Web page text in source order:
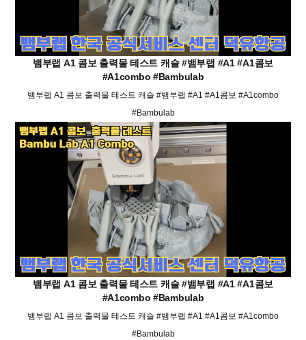
뱀부랩 A1 콤보 출력물 테스트 캐슬 #뱀부랩 #A1 #A1콤보
#A1combo #Bambulab
뱀부랩 A1 콤보 출력물 테스트 캐슬 #뱀부랩 #A1 #A1콤보 #A1combo
#Bambulab
뱀부랩 A1 콤보 출력물 테스트 캐슬 #뱀부랩 #A1 #A1콤보
#A1combo #Bambulab
뱀부랩 A1 콤보 출력물 테스트 캐슬 #뱀부랩 #A1 #A1콤보 #A1combo
#Bambulab